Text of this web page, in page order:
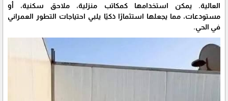
العالية. يمكن استخدامها كمكاتب منزلية، ملاحق سكنية، أو
مستودعات، مما يجعلها استثمارًا ذكيًا يلبي احتياجات التطور العمراني
في الحي.